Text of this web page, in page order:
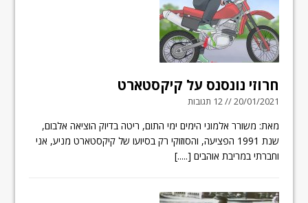
חרוזי נונסנס על קיקסטארט
20/01/2021 // 12 תגובות
מאת: משורר אלמוני הימים ימי התום, ריטה בדיוק הוציאה אלבום,
שנת 1991 הפציעה, והסוזוקי רק בסיועו של קיקסטארט מניע, אני
וחברתי במריבת אוהבים [.....]